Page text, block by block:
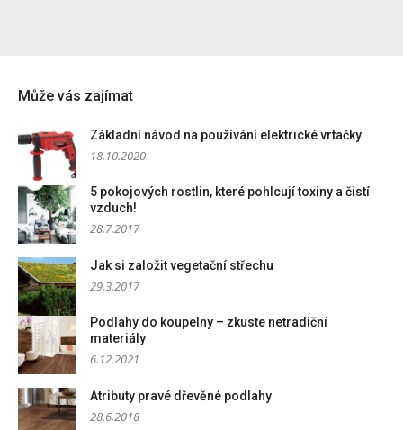
Může vás zajímat
Základní návod na používání elektrické vrtačky
18.10.2020
5 pokojových rostlin, které pohlcují toxiny a čistí
vzduch!
28.7.2017
Jak si založit vegetační střechu
29.3.2017
Podlahy do koupelny – zkuste netradiční
materiály
6.12.2021
Atributy pravé dřevěné podlahy
28.6.2018